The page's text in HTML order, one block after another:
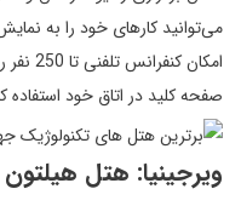
می‌توانید کارهای خود را به
امکان
صفحه کلید در اتاق خود استفاده
ویرجینیا: هتل هیلتون